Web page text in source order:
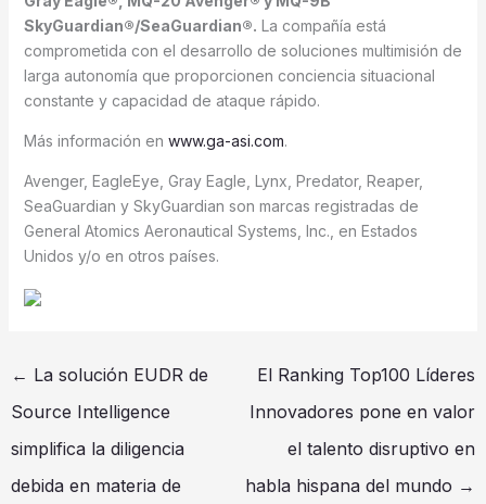
SkyGuardian®/SeaGuardian®. La compañía está
comprometida con el desarrollo de soluciones multimisión de
larga autonomía que proporcionen conciencia situacional
constante y capacidad de ataque rápido.
Más información en www.ga-asi.com.
Avenger, EagleEye, Gray Eagle, Lynx, Predator, Reaper,
SeaGuardian y SkyGuardian son marcas registradas de
General Atomics Aeronautical Systems, Inc., en Estados
Unidos y/o en otros países.
← La solución EUDR de
Source Intelligence
simplifica la diligencia
debida en materia de
El Ranking Top100 Líderes
Innovadores pone en valor
el talento disruptivo en
habla hispana del mundo →